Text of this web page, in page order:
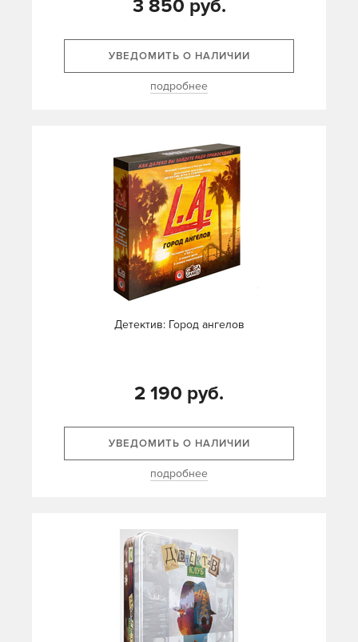
3 850 руб.
УВЕДОМИТЬ О НАЛИЧИИ
подробнее
Детектив: Город ангелов
2 190 руб.
УВЕДОМИТЬ О НАЛИЧИИ
подробнее